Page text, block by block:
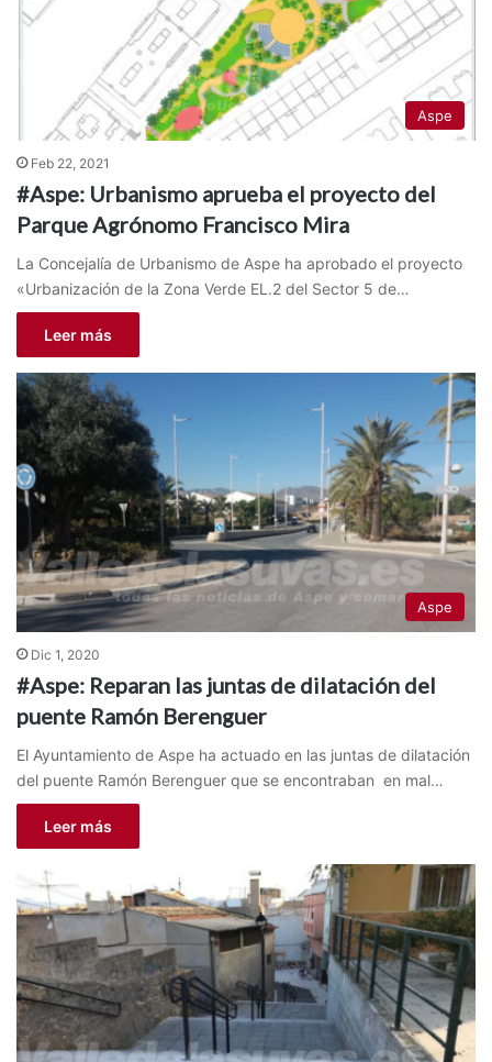
Aspe
Feb 22, 2021
#Aspe: Urbanismo aprueba el proyecto del
Parque Agrónomo Francisco Mira
La Concejalía de Urbanismo de Aspe ha aprobado el proyecto
«Urbanización de la Zona Verde EL.2 del Sector 5 de…
Leer más
Aspe
Dic 1, 2020
#Aspe: Reparan las juntas de dilatación del
puente Ramón Berenguer
El Ayuntamiento de Aspe ha actuado en las juntas de dilatación
del puente Ramón Berenguer que se encontraban en mal…
Leer más